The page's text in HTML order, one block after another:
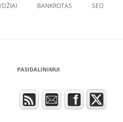
BANKROTAS SEO
PASIDALINIMUI